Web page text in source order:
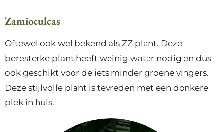
Zamioculcas
Oftewel ook wel bekend als ZZ plant. Deze
beresterke plant heeft weinig water nodig en dus
ook geschikt voor de iets minder groene vingers.
Deze stijlvolle plant is tevreden met een donkere
plek in huis.